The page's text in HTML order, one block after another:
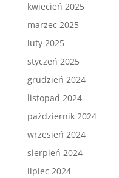
kwiecień 2025
marzec 2025
luty 2025
styczeń 2025
grudzień 2024
listopad 2024
październik 2024
wrzesień 2024
sierpień 2024
lipiec 2024